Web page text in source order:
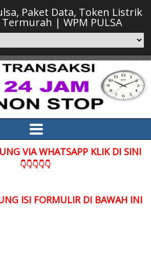
Paket Data, Token Listrik
Termurah | WPM PULSA
VIA WHATSAPP KLIK DI SINI
👇👇👇👇👇
ISI FORMULIR DI BAWAH INI